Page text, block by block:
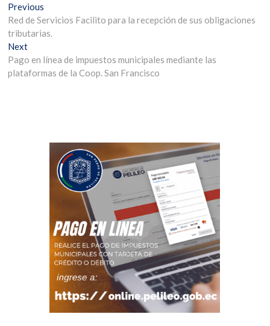
Previous
Red de Servicios Facilito para la recepción de sus obligaciones
tributarias.
Next
Pago en línea de impuestos municipales mediante las
plataformas de la Coop. San Francisco